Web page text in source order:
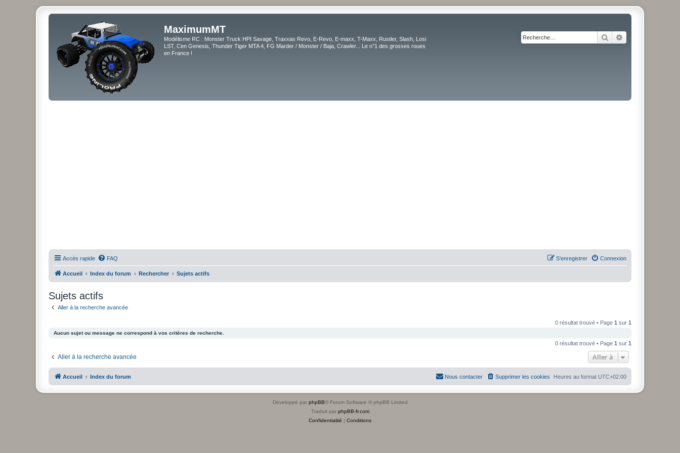
MaximumMT
Modélisme RC : Monster Truck HPI Savage, Traxxas Revo, E-Revo, E-maxx, T-Maxx, Rustler, Slash, Losi
LST, Cen Genesis, Thunder Tiger MTA 4, FG Marder / Monster / Baja, Crawler... Le n°1 des grosses roues
en France !
Rechercher
Accès rapide FAQ Connexion
S’enregistrer
Accueil Index du forum Rechercher Sujets actifs
Sujets actifs
Aller à la recherche avancée
0 résultat trouvé • Page 1 sur 1
Aucun sujet ou message ne correspond à vos critères de recherche.
0 résultat trouvé • Page 1 sur 1
Aller à la recherche avancée Aller à
Accueil Index du forum Heures au format UTC+02:00
Supprimer les cookies
Nous contacter
Développé par phpBB® Forum Software © phpBB Limited
Traduit par phpBB-fr.com
Confidentialité | Conditions